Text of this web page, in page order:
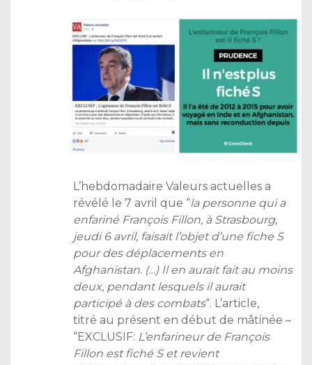
L’hebdomadaire Valeurs actuelles a
révélé le 7 avril que “la personne qui a
enfariné François Fillon, à Strasbourg,
jeudi 6 avril, faisait l’objet d’une fiche S
pour des déplacements en
Afghanistan. (…) Il en aurait fait au moins
deux, pendant lesquels il aurait
participé à des combats“. L’article,
titré au présent en début de mâtinée –
“EXCLUSIF: L’enfarineur de François
Fillon est fiché S et revient